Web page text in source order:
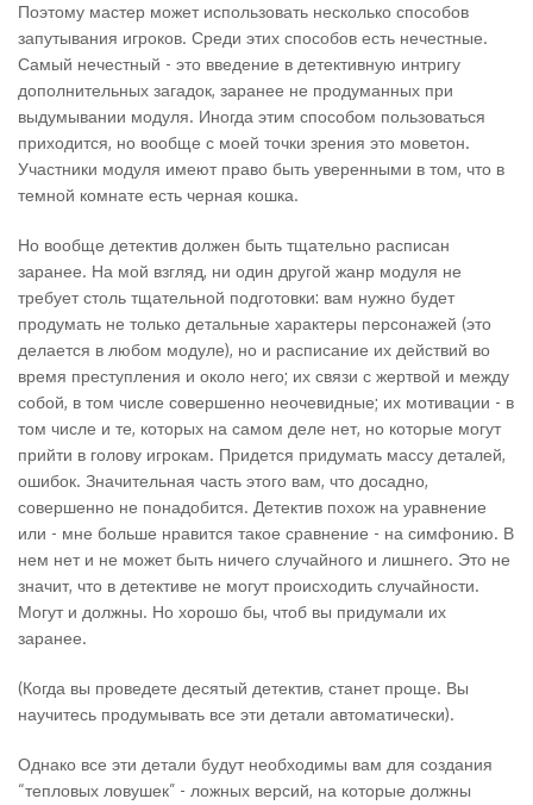
Поэтому мастер может использовать несколько способов
запутывания игроков. Среди этих способов есть нечестные.
Самый нечестный - это введение в детективную интригу
дополнительных загадок, заранее не продуманных при
выдумывании модуля. Иногда этим способом пользоваться
приходится, но вообще с моей точки зрения это моветон.
Участники модуля имеют право быть уверенными в том, что в
темной комнате есть черная кошка.
Но вообще детектив должен быть тщательно расписан
заранее. На мой взгляд, ни один другой жанр модуля не
требует столь тщательной подготовки: вам нужно будет
продумать не только детальные характеры персонажей (это
делается в любом модуле), но и расписание их действий во
время преступления и около него; их связи с жертвой и между
собой, в том числе совершенно неочевидные; их мотивации - в
том числе и те, которых на самом деле нет, но которые могут
прийти в голову игрокам. Придется придумать массу деталей,
ошибок. Значительная часть этого вам, что досадно,
совершенно не понадобится. Детектив похож на уравнение
или - мне больше нравится такое сравнение - на симфонию. В
нем нет и не может быть ничего случайного и лишнего. Это не
значит, что в детективе не могут происходить случайности.
Могут и должны. Но хорошо бы, чтоб вы придумали их
заранее.
(Когда вы проведете десятый детектив, станет проще. Вы
научитесь продумывать все эти детали автоматически).
Однако все эти детали будут необходимы вам для создания
“тепловых ловушек” - ложных версий, на которые должны